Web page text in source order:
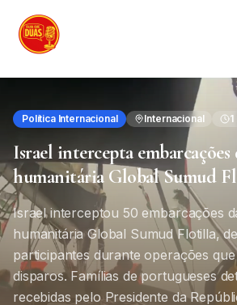
Política Internacional Internacional 1
Israel intercepta
humanitária Global Sumud
Israel interceptou 50 embarcações
humanitária Global Sumud Flotilla,
participantes durante operações
disparos. Famílias de portugueses
recebidas pelo Presidente da